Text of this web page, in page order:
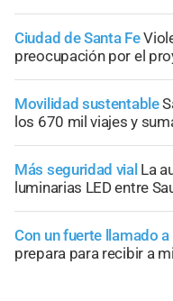
Ciudad de Santa Fe
preocupación por el
Movilidad sustentable
los 670 mil viajes y
Más seguridad vial La
luminarias LED entre
Con un fuerte llamado
prepara para recibir a